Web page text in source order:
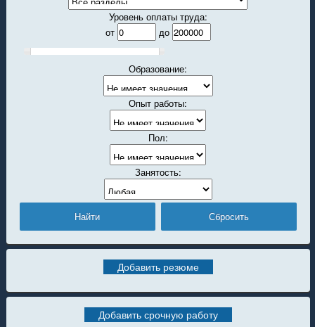
Уровень оплаты труда:
от
до
Образование:
Опыт работы:
Пол:
Занятость:
Добавить резюме
Добавить срочную работу